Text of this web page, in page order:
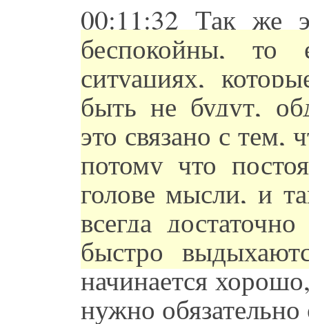
00:11:32 Так же
беспокойны, то
ситуациях,
быть не будут,
это связано с тем,
потому что
голове мысли, и
всегда
быстро
начинается
нужно обязательно